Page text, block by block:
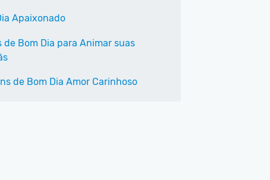
Apaixonado
de Bom Dia para Animar suas
de Bom Dia Amor Carinhoso